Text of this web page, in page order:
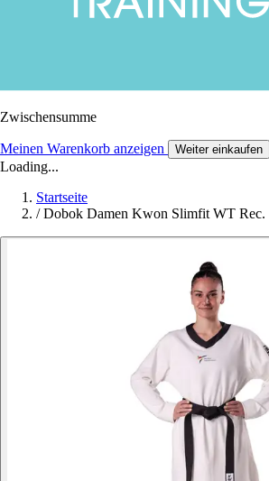
Zwischensumme
Meinen Warenkorb anzeigen Weiter einkaufen
Loading...
Startseite
/ Dobok Damen Kwon Slimfit WT Rec.